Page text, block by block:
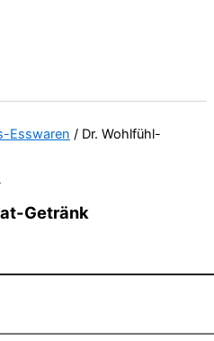
Esswaren / Dr. Wohlfühl-
Getränk